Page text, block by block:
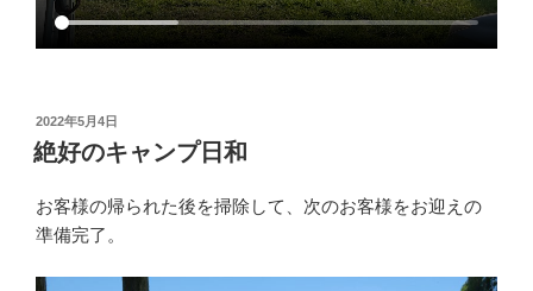
投
稿
日:
2022年5月4日
絶好のキャンプ日和
お客様の帰られた後を掃除して、次のお客様をお迎えの
準備完了。